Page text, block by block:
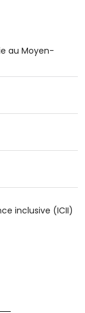
au Moyen-
inclusive (ICII)